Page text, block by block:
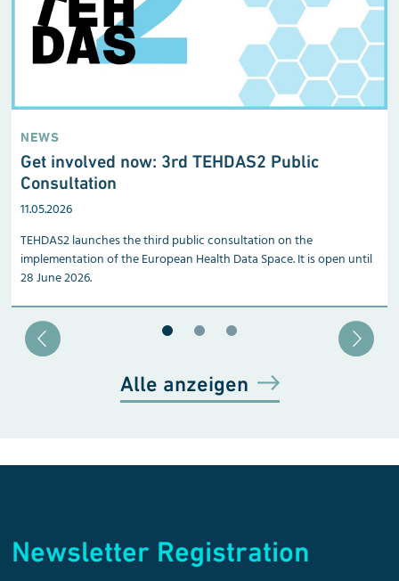
NEWS
Get involved now: 3rd TEHDAS2 Public
Consultation
11.05.2026
TEHDAS2 launches the third public consultation on the
implementation of the European Health Data Space. It is open until
28 June 2026.
Alle anzeigen
Newsletter Registration